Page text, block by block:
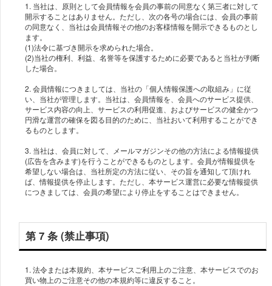
1. 当社は、原則として会員情報を会員の事前の同意なく第三者に対して
開示することはありません。ただし、次の各号の場合には、会員の事前
の同意なく、当社は会員情報その他のお客様情報を開示できるものとし
ます。
(1)法令に基づき開示を求められた場合。
(2)当社の権利、利益、名誉等を保護するために必要であると当社が判断
した場合。
2. 会員情報につきましては、当社の「個人情報保護への取組み」に従
い、当社が管理します。当社は、会員情報を、会員へのサービス提供、
サービス内容の向上、サービスの利用促進、およびサービスの健全かつ
円滑な運営の確保を図る目的のために、当社おいて利用することができ
るものとします。
3. 当社は、会員に対して、メールマガジンその他の方法による情報提供
(広告を含みます)を行うことができるものとします。会員が情報提供を
希望しない場合は、当社所定の方法に従い、その旨を通知して頂けれ
ば、情報提供を停止します。ただし、本サービス運営に必要な情報提供
につきましては、会員の希望により停止をすることはできません。
第 7 条 (禁止事項)
1. 法令または本規約、本サービスご利用上のご注意、本サービスでのお
買い物上のご注意その他の本規約等に違反すること。